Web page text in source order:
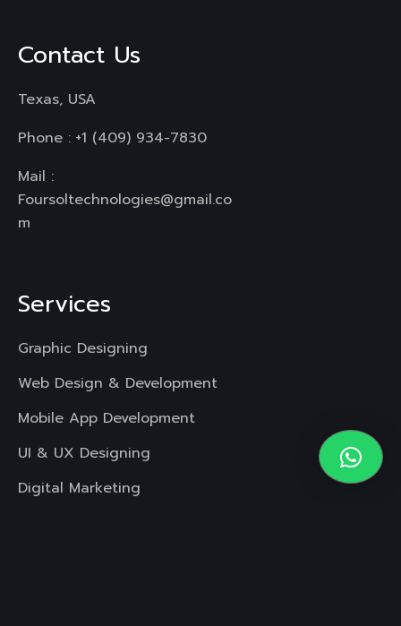
Contact Us
Texas, USA
Phone : +1 (409) 934-7830
Mail :
Foursoltechnologies@gmail.co
m
Services
Graphic Designing
Web Design & Development
Mobile App Development
UI & UX Designing
Digital Marketing